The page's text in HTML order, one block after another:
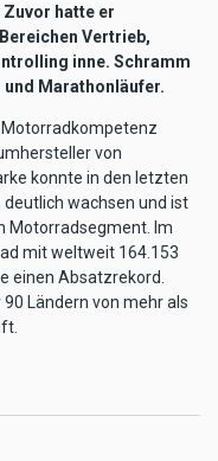
hatte er
Vertrieb,
inne. Schramm
Marathonläufer.
von
konnte in den letzten
wachsen und ist
Motorradsegment. Im
mit weltweit 164.153
einen Absatzrekord.
Ländern von mehr als